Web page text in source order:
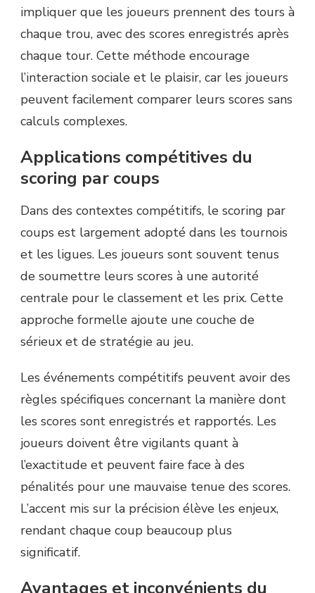
impliquer que les joueurs prennent des tours à
chaque trou, avec des scores enregistrés après
chaque tour. Cette méthode encourage
l’interaction sociale et le plaisir, car les joueurs
peuvent facilement comparer leurs scores sans
calculs complexes.
Applications compétitives du
scoring par coups
Dans des contextes compétitifs, le scoring par
coups est largement adopté dans les tournois
et les ligues. Les joueurs sont souvent tenus
de soumettre leurs scores à une autorité
centrale pour le classement et les prix. Cette
approche formelle ajoute une couche de
sérieux et de stratégie au jeu.
Les événements compétitifs peuvent avoir des
règles spécifiques concernant la manière dont
les scores sont enregistrés et rapportés. Les
joueurs doivent être vigilants quant à
l’exactitude et peuvent faire face à des
pénalités pour une mauvaise tenue des scores.
L’accent mis sur la précision élève les enjeux,
rendant chaque coup beaucoup plus
significatif.
Avantages et inconvénients du